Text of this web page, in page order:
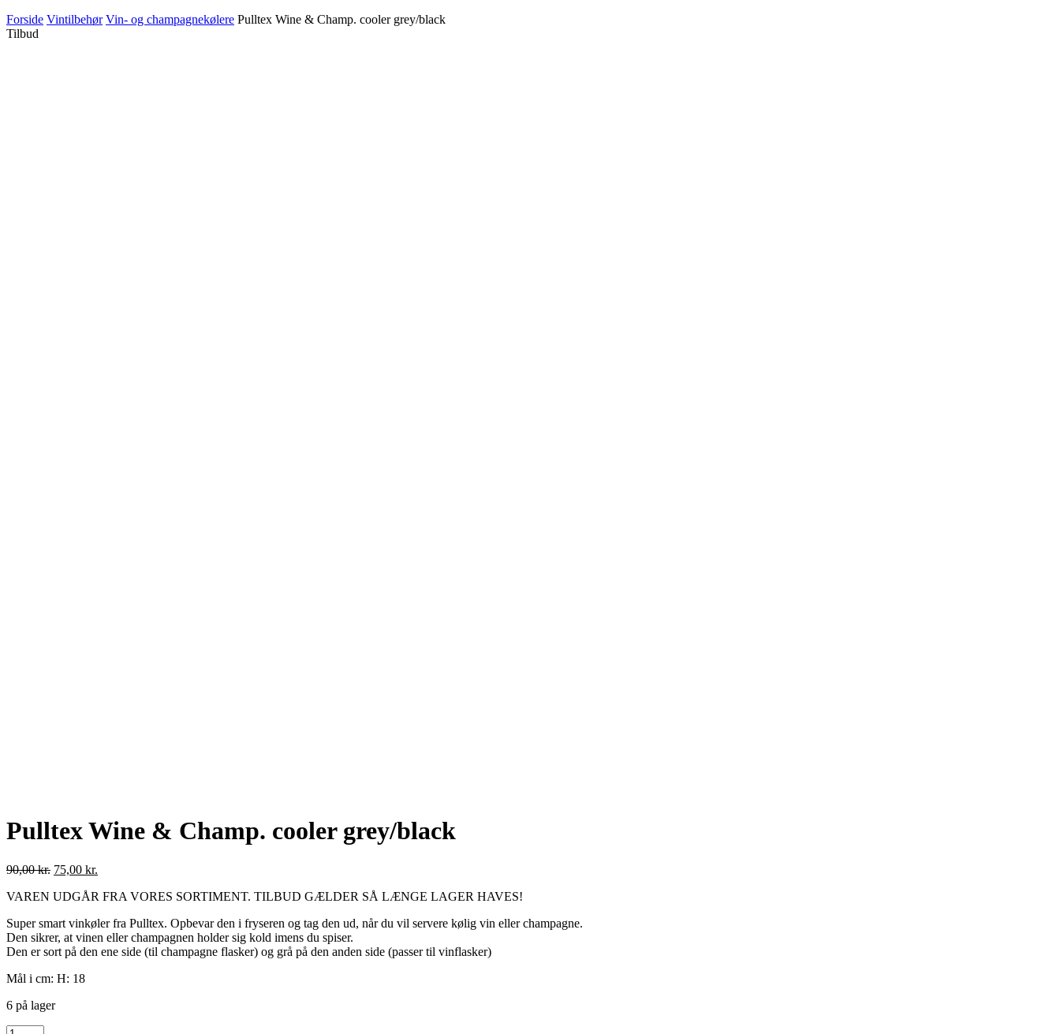
Forside Vintilbehør Vin- og champagnekølere Pulltex Wine & Champ. cooler grey/black
Tilbud
Pulltex Wine & Champ. cooler grey/black
90,00kr. 75,00 kr.
VAREN UDGÅR FRA VORES SORTIMENT. TILBUD GÆLDER SÅ LÆNGE LAGER HAVES!
Super smart vinkøler fra Pulltex. Opbevar den i fryseren og tag den ud, når du vil servere kølig vin eller champagne.
Den sikrer, at vinen eller champagnen holder sig kold imens du spiser.
Den er sort på den ene side (til champagne flasker) og grå på den anden side (passer til vinflasker)
Mål i cm: H: 18
6 på lager
Pulltex